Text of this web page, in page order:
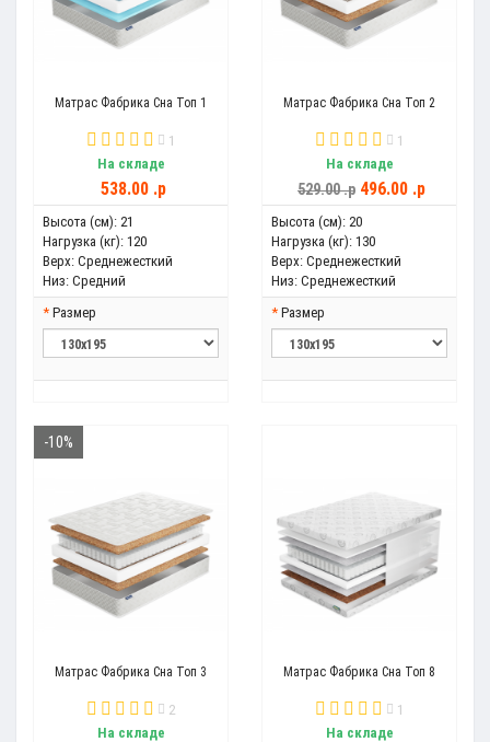
Матрас Фабрика Сна Топ 1
1
На складе
538.00 .p
Высота (см): 21
Нагрузка (кг): 120
Верх: Среднежесткий
Низ: Средний
Размер
Матрас Фабрика Сна Топ 2
1
На складе
529.00 .p 496.00 .p
Высота (см): 20
Нагрузка (кг): 130
Верх: Среднежесткий
Низ: Среднежесткий
Размер
-10%
Матрас Фабрика Сна Топ 3
2
На складе
Матрас Фабрика Сна Топ 8
1
На складе